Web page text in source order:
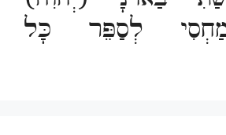
לְסַפֵּר כָּל